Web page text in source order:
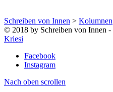
Schreiben von Innen > Kolumnen
© 2018 by Schreiben von Innen -
Kriesi
Facebook
Instagram
Nach oben scrollen